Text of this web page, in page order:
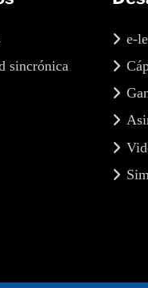
sincrónica
e-